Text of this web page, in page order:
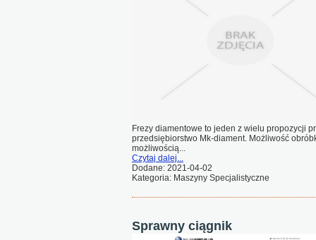
Frezy diamentowe to jeden z wielu propozycji
przedsiębiorstwo Mk-diament. Możliwość
możliwością...
Czytaj dalej...
Dodane: 2021-04-02
Kategoria: Maszyny Specjalistyczne
Sprawny ciągnik